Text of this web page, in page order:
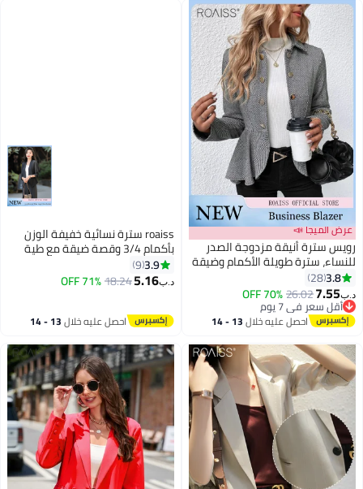
عرض الميجا 📣
رويس سترة أنيقة مزدوجة الصدر
للنساء، سترة طويلة الأكمام وضيقة
القصة للسيدات، معطف كلاسيكي
مخطط مع ياقة طويلة، قطعة لا
غنى عنها في خزانة ملابسك،
مناسبة للارتداء غير الرسمي
3.8
28
د.ب‏7.55
26.02
70% OFF
أقل سعر في 7 يوم
أقل سعر في 7 يوماحصل عليه خلال 13 - 14
4
roaiss سترة نسائية خفيفة الوزن
بأكمام 3/4 وقصة ضيقة مع طية
صدر السترة، سترة قصيرة عصرية
ومتعددة الاستخدامات
3.9
9
د.ب‏5.16
18.24
71% OFF
احصل عليه خلال 13 - 14